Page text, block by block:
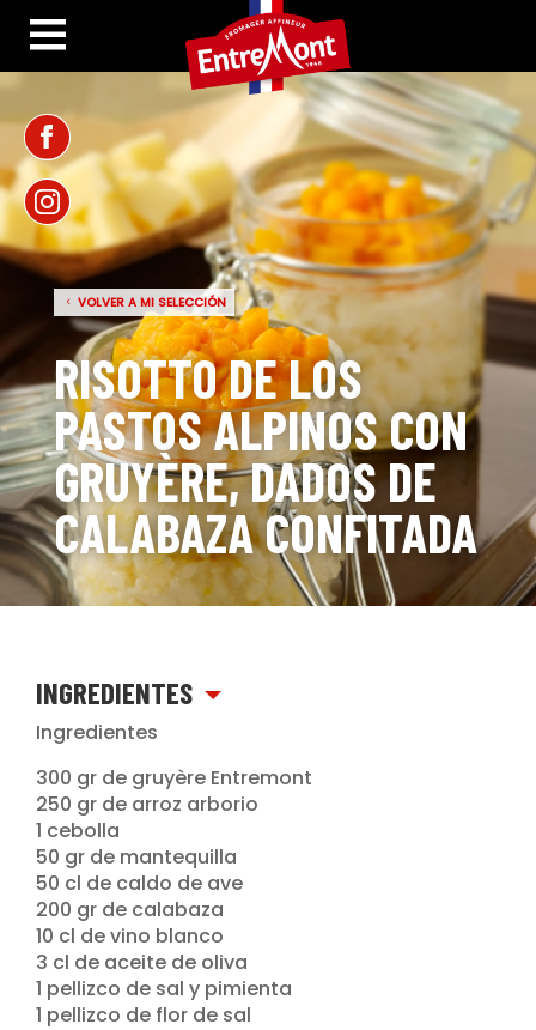
VOLVER A MI SELECCIÓN
RISOTTO DE LOS
PASTOS ALPINOS CON
GRUYÈRE, DADOS DE
CALABAZA CONFITADA
INGREDIENTES
Ingredientes
300 gr de gruyère Entremont
250 gr de arroz arborio
1 cebolla
50 gr de mantequilla
50 cl de caldo de ave
200 gr de calabaza
10 cl de vino blanco
3 cl de aceite de oliva
1 pellizco de sal y pimienta
1 pellizco de flor de sal